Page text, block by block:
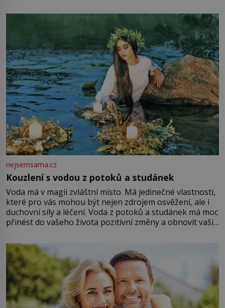
milostpaní. Stačí jenom na sukni,“ zhodnotí švadlena
množství růžového mušelínu. „Ošidili vás, podívejte.“
Vezme do ruky dřevěnou
nejsemsama.cz
Kouzlení s vodou z potoků a studánek
Voda má v magii zvláštní místo. Má jedinečné vlastnosti,
které pro vás mohou být nejen zdrojem osvěžení, ale i
duchovní síly a léčení. Voda z potoků a studánek má moc
přinést do vašeho života pozitivní změny a obnovit vaši
můžete obohatit své rituály a přinést do svého života
větší harmonii a klid. Je důležité